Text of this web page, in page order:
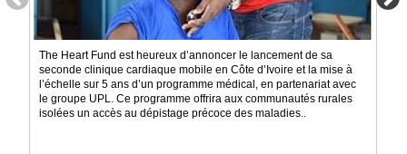
The Heart Fund est heureux d’annoncer le lancement de sa
seconde clinique cardiaque mobile en Côte d’Ivoire et la mise à
l’échelle sur 5 ans d’un programme médical, en partenariat avec
le groupe UPL. Ce programme offrira aux communautés rurales
isolées un accès au dépistage précoce des maladies..